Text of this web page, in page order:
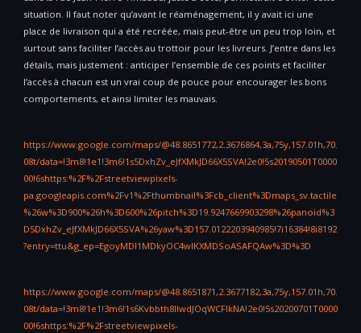
situation. Il faut noter qu’avant le réaménagement, il y avait ici une
place de livraison qui a été recréée, mais peut-être un peu trop loin, et
surtout sans faciliter l’accès au trottoir pour les livreurs. J’entre dans les
détails, mais justement : anticiper l’ensemble de ces points et faciliter
l’accès à chacun est un vrai coup de pouce pour encourager les bons
comportements, et ainsi limiter les mauvais.
https://www.google.com/maps/@48.8651772,2.3676864,3a,75y,157.01h,70.
08t/data=!3m8!1e1!3m6!1s5DxhZv_eJfXMkJD66X5SVA!2e0!5s20190501T0000
00!6shttps:%2F%2Fstreetviewpixels-
pa.googleapis.com%2Fv1%2Fthumbnail%3Fcb_client%3Dmaps_sv.tactile
%26w%3D900%26h%3D600%26pitch%3D19.9247669903298%26panoid%3
D5DxhZv_eJfXMkJD66X5SVA%26yaw%3D157.0122203940985!7i16384!8i8192
?entry=ttu&g_ep=EgoyMDI1MDkyOC4wIKXMDSoASAFQAw%3D%3D
https://www.google.com/maps/@48.8651871,2.3677182,3a,75y,157.01h,70.
08t/data=!3m8!1e1!3m6!1s6Kvbbth8lIwdJOqWCFIkNA!2e0!5s20200701T0000
00!6shttps:%2F%2Fstreetviewpixels-